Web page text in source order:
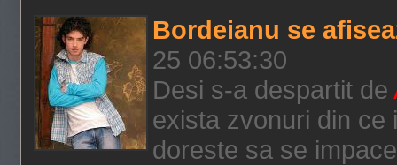
Bordeianu se
25 06:53:30
Desi s-a despartit de
exista zvonuri din ce
doreste sa se